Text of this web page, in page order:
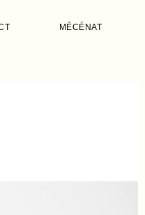
MÉCÉNAT